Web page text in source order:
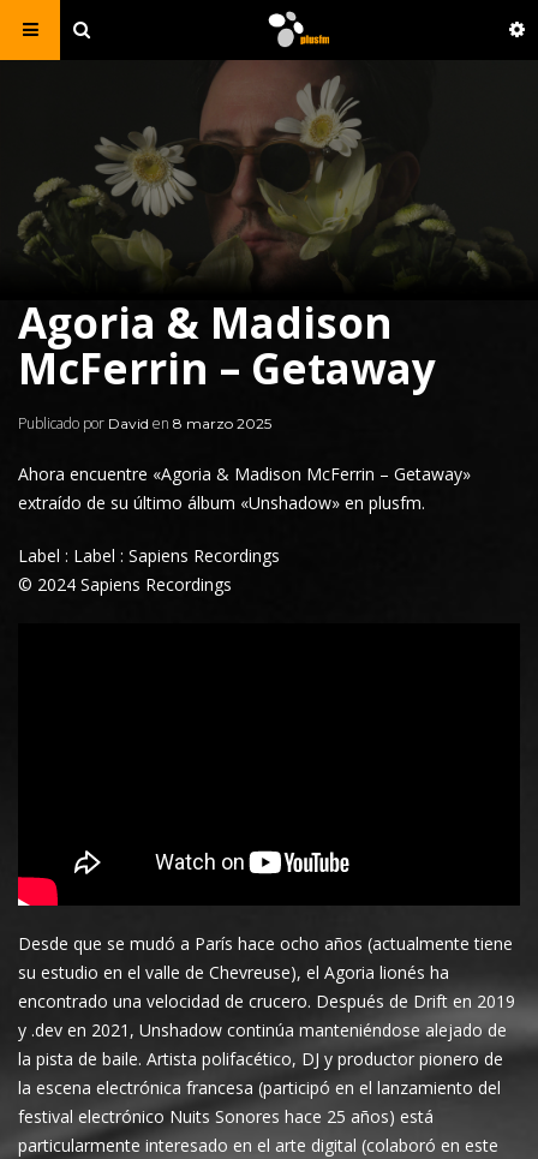
Agoria & Madison
McFerrin – Getaway
Publicado por David en 8 marzo 2025
Ahora encuentre «Agoria & Madison McFerrin – Getaway»
extraído de su último álbum «Unshadow» en plusfm.
Label : Label : Sapiens Recordings
© 2024 Sapiens Recordings
Desde que se mudó a París hace ocho años (actualmente tiene
su estudio en el valle de Chevreuse), el Agoria lionés ha
encontrado una velocidad de crucero. Después de Drift en 2019
y .dev en 2021, Unshadow continúa manteniéndose alejado de
la pista de baile. Artista polifacético, DJ y productor pionero de
la escena electrónica francesa (participó en el lanzamiento del
festival electrónico Nuits Sonores hace 25 años) está
particularmente interesado en el arte digital (colaboró ​​en este